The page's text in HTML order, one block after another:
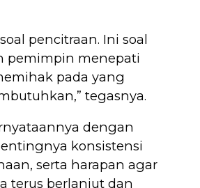
pencitraan. Ini soal
pemimpin menepati
pada yang
tegasnya.
dengan
konsistensi
serta harapan agar
terus berlanjut dan